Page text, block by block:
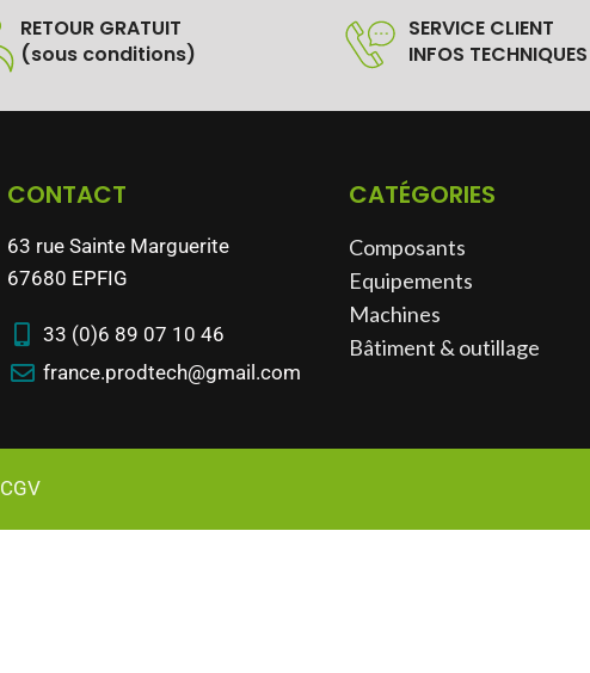
RETOUR GRATUIT
(sous conditions)
SERVICE CLIENT
INFOS TECHNIQUES
CONTACT
63 rue Sainte Marguerite
67680 EPFIG
33 (0)6 89 07 10 46
france.prodtech@gmail.com
CATÉGORIES
Composants
Equipements
Machines
Bâtiment & outillage​
CGV